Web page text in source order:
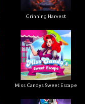
Grinning Harvest
Miss Candys Sweet Escape